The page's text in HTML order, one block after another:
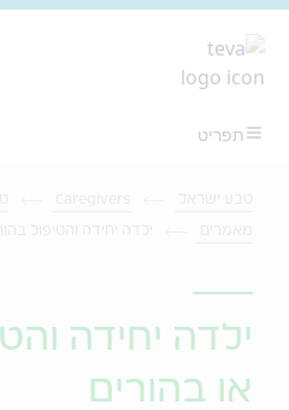
ילדה יחידה
או בהורים